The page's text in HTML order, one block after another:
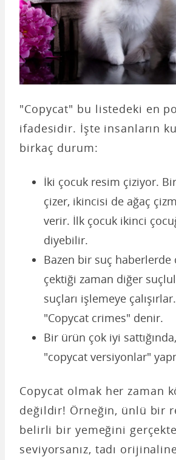
"Copycat" bu listedeki en
ifadesidir. İşte insanların
birkaç durum:
İki çocuk resim çiziyor.
çizer, ikincisi de ağaç
verir. İlk çocuk ikinci
diyebilir.
Bazen bir suç haberlerde
çektiği zaman diğer
suçları işlemeye
"Copycat crimes" denir.
Bir ürün çok iyi
"copycat versiyonlar"
Copycat olmak her zaman
değildir! Örneğin, ünlü bir
belirli bir yemeğini
seviyorsanız, tadı